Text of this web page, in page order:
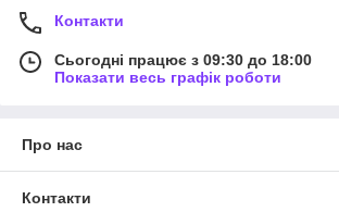
Контакти
Сьогодні працює з 09:30 до 18:00
Показати весь графік роботи
Про нас
Контакти